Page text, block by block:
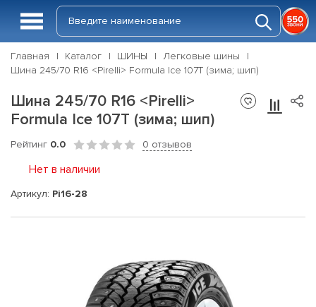
Главная Каталог ШИНЫ
Легковые шины
Шина 245/70 R16 <Pirelli> Formula Ice 107T (зима; шип)
Шина 245/70 R16 <Pirelli>
Formula Ice 107T (зима; шип)
Рейтинг 0.0 0 отзывов
Нет в наличии
Артикул: Pi16-28